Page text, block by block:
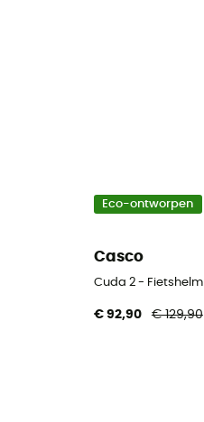
Eco-ontworpen
Casco
Cuda 2 - Fietshelm
€ 92,90 € 129,90